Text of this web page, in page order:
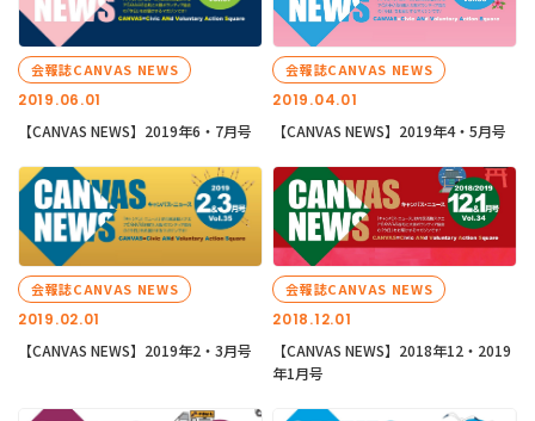
2019.06.01
会報誌CANVAS NEWS
【CANVAS NEWS】2019年6・7月号
2019.04.01
会報誌CANVAS NEWS
【CANVAS NEWS】2019年4・5月号
2019.02.01
会報誌CANVAS NEWS
【CANVAS NEWS】2019年2・3月号
2018.12.01
会報誌CANVAS NEWS
【CANVAS NEWS】2018年12・2019
年1月号